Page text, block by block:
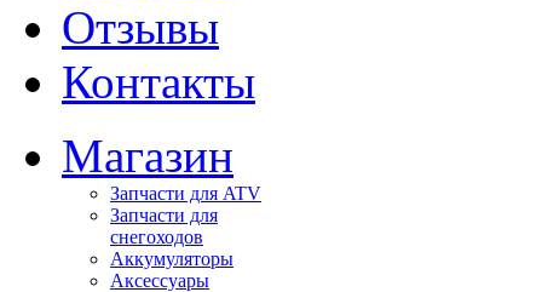
Отзывы
Контакты
Магазин
Запчасти для ATV
Запчасти для
снегоходов
Аккумуляторы
Аксессуары